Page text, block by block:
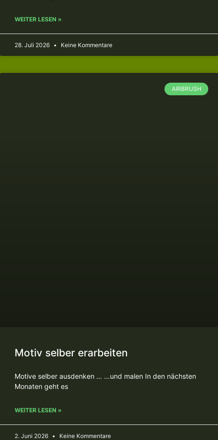
WEITER LESEN »
28. Juli 2026 Keine Kommentare
AIRBRUSH
Motiv selber erarbeiten
Motive selber ausdenken … …und malen In den nächsten
Monaten geht es
WEITER LESEN »
2. Juni 2026 Keine Kommentare